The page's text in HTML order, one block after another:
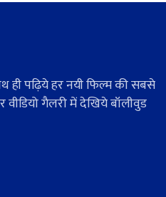
ही पढ़िये हर नयी फिल्म की सबसे
वीडियो गैलरी में देखिये बॉलीवुड